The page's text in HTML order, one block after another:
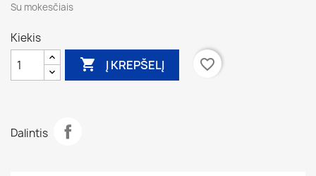
Su mokesčiais
Kiekis
 Į KREPŠELĮ favorite_border
Dalintis